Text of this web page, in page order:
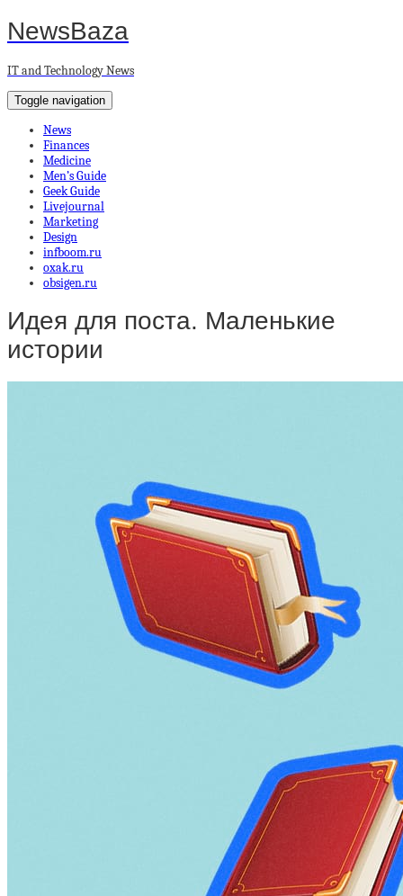
NewsBaza
IT and Technology News
Toggle navigation
News
Finances
Medicine
Men’s Guide
Geek Guide
Livejournal
Marketing
Design
infboom.ru
oxak.ru
obsigen.ru
Идея для поста. Маленькие
истории